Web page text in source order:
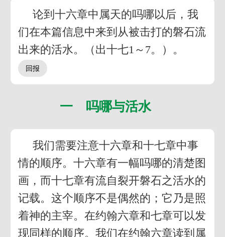
论到十六章中属天的吗哪以后，我
们在本篇信息中来到从被击打的磐石流
出来的活水。（出十七1～7。）。
一 吗哪与活水
我们需要注意十六章和十七章中事
情的顺序。十六章有一幅吗哪的清楚图
画，而十七章有流自裂开磐石之活水的
记载。这个顺序不是偶然的；它乃是照
着神的主宰。在约翰六章和七章可以发
现同样的顺序。我们在约翰六章读到属